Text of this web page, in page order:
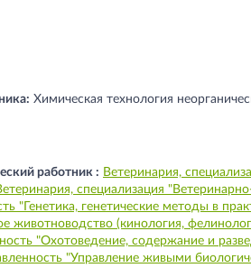
Химическая технология
работник : Ветеринария,
специализация
"Генетика, генетические методы в
животноводство (кинология,
"Охотоведение, содержание и
"Управление живыми